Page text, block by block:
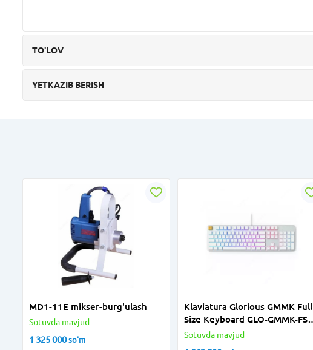
TO'LOV
YETKAZIB BERISH
MD1-11E mikser-burg'ulash
Sotuvda mavjud
1 325 000so'm
Klaviatura Glorious GMMK Full
Size Keyboard GLO-GMMK-FS-
BRN-W Gateron Brown
Sotuvda mavjud